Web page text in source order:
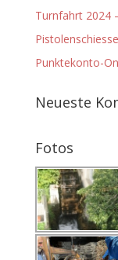
Turnfahrt 2024
Punktekonto-
Neueste
Fotos